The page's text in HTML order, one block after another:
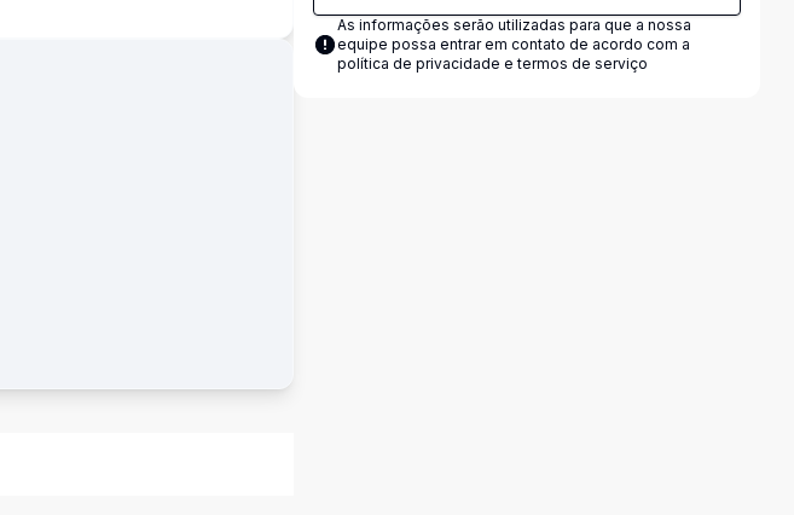
As informações serão utilizadas para que a nossa
equipe possa entrar em contato de acordo com a
política de privacidade e termos de serviço